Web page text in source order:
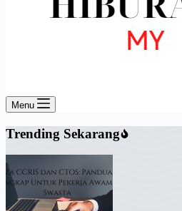
Menu
Trending Sekarang